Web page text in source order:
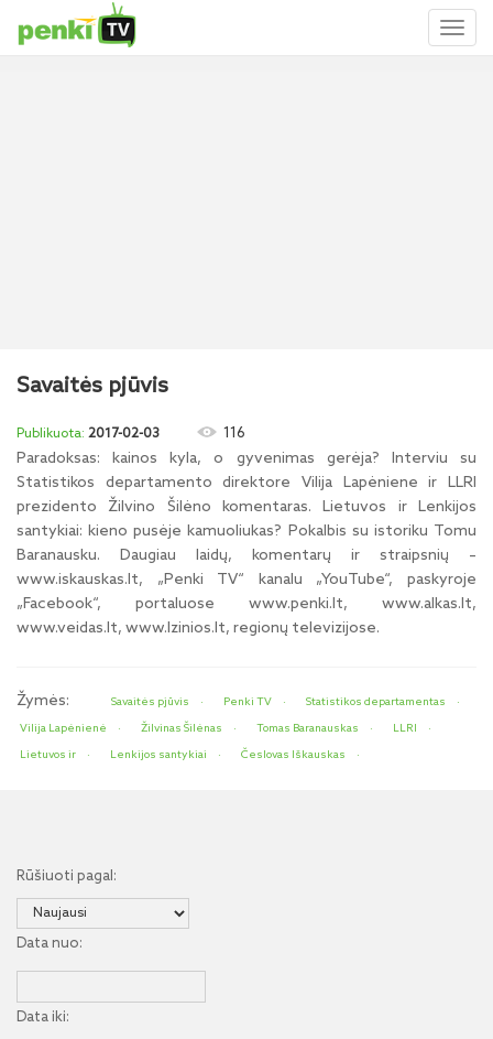
Savaitės pjūvis
2017-02-03 116
Paradoksas: kainos kyla, o gyvenimas gerėja? Interviu su
Statistikos departamento direktore Vilija Lapėniene ir LLRI
prezidento Žilvino Šilėno komentaras. Lietuvos ir Lenkijos
santykiai: kieno pusėje kamuoliukas? Pokalbis su istoriku Tomu
Baranausku. Daugiau laidų, komentarų ir straipsnių –
www.iskauskas.lt, „Penki TV“ kanalu „YouTube“, paskyroje
„Facebook“, portaluose www.penki.lt, www.alkas.lt,
www.veidas.lt, www.lzinios.lt, regionų televizijose.
Žymės: Savaitės pjūvis Penki TV
Statistikos departamentas
Vilija Lapėnienė
Žilvinas Šilėnas Tomas Baranauskas
LLRI
Lietuvos ir
Lenkijos santykiai Česlovas Iškauskas
Rūšiuoti pagal:
Data nuo:
Data iki: